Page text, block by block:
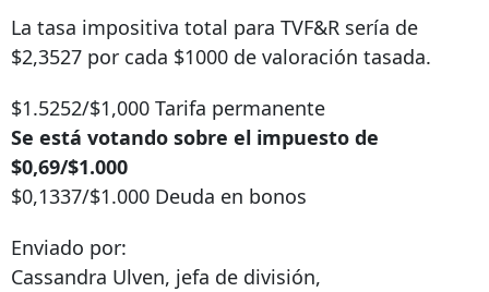
La tasa impositiva total para TVF&R sería de
$2,3527 por cada $1000 de valoración tasada.
$1.5252/$1,000 Tarifa permanente
Se está votando sobre el impuesto de
$0,69/$1.000
$0,1337/$1.000 Deuda en bonos
Enviado por:
Cassandra Ulven, jefa de división,